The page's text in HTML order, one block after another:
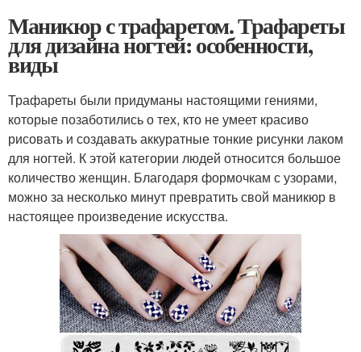
Маникюр с трафаретом. Трафареты
для дизайна ногтей: особенности,
виды
Трафареты были придуманы настоящими гениями,
которые позаботились о тех, кто не умеет красиво
рисовать и создавать аккуратные тонкие рисунки лаком
для ногтей. К этой категории людей относится большое
количество женщин. Благодаря формочкам с узорами,
можно за несколько минут превратить свой маникюр в
настоящее произведение искусства.